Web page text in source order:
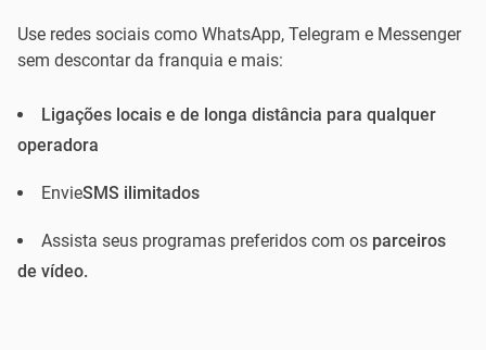
Use redes sociais como WhatsApp, Telegram e Messenger
sem descontar da franquia e mais:
Ligações locais e de longa distância para qualquer
operadora
EnvieSMS ilimitados
Assista seus programas preferidos com os parceiros
de vídeo.